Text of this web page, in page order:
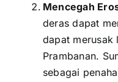
Mencegah
deras dapat
dapat merusak
Prambanan.
sebagai